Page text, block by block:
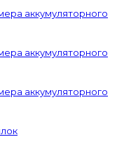
аккумуляторного
аккумуляторного
аккумуляторного